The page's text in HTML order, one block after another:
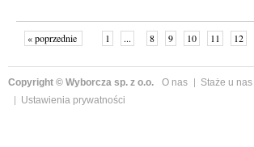
« poprzednie 1 ... 8 9 10 11 12
Copyright © Wyborcza sp. z o.o. O nas Staże u nas
Ustawienia prywatności